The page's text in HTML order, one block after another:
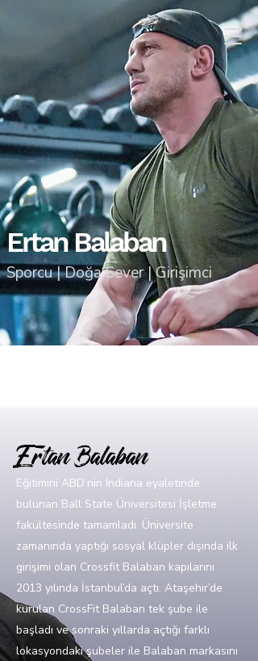
ErtanBalaban
Sporcu | Doğa Sever | Girişimci
Ertan Balaban
Eğitimini ABD’nin Indiana eyaletinde
bulunan Ball State Üniversitesi İşletme
fakültesinde tamamladı. Üniversite
zamanında yaptığı sosyal klüpler dışında ilk
girişimi olan Crossfit Balaban kapılarını
2013 yılında İstanbul’da açtı. Ataşehir’de
kurulan CrossFit Balaban tek şube ile
başladı ve sonraki yıllarda açtığı farklı
lokasyondaki şubeler ile Balaban markasını